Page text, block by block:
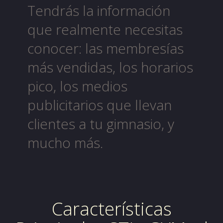
Tendrás la información
que realmente necesitas
conocer: las membresías
más vendidas, los horarios
pico, los medios
publicitarios que llevan
clientes a tu gimnasio, y
mucho más.
Características